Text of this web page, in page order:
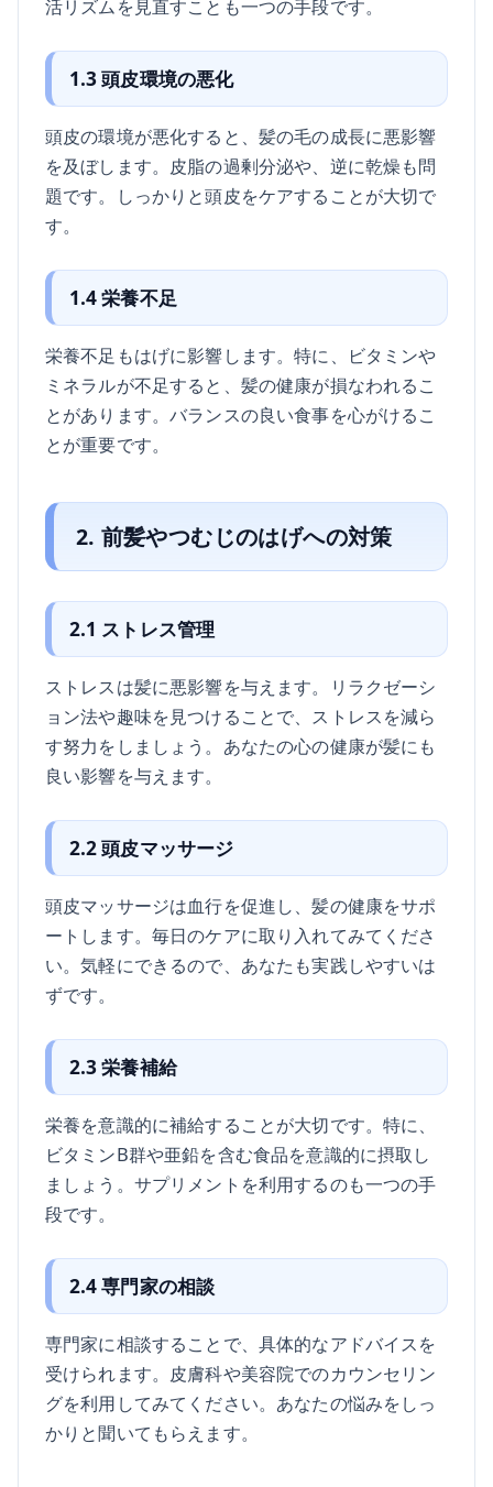
活リズムを見直すことも一つの手段です。
1.3 頭皮環境の悪化
頭皮の環境が悪化すると、髪の毛の成長に悪影響
を及ぼします。皮脂の過剰分泌や、逆に乾燥も問
題です。しっかりと頭皮をケアすることが大切で
す。
1.4 栄養不足
栄養不足もはげに影響します。特に、ビタミンや
ミネラルが不足すると、髪の健康が損なわれるこ
とがあります。バランスの良い食事を心がけるこ
とが重要です。
2. 前髪やつむじのはげへの対策
2.1 ストレス管理
ストレスは髪に悪影響を与えます。リラクゼーシ
ョン法や趣味を見つけることで、ストレスを減ら
す努力をしましょう。あなたの心の健康が髪にも
良い影響を与えます。
2.2 頭皮マッサージ
頭皮マッサージは血行を促進し、髪の健康をサポ
ートします。毎日のケアに取り入れてみてくださ
い。気軽にできるので、あなたも実践しやすいは
ずです。
2.3 栄養補給
栄養を意識的に補給することが大切です。特に、
ビタミンB群や亜鉛を含む食品を意識的に摂取し
ましょう。サプリメントを利用するのも一つの手
段です。
2.4 専門家の相談
専門家に相談することで、具体的なアドバイスを
受けられます。皮膚科や美容院でのカウンセリン
グを利用してみてください。あなたの悩みをしっ
かりと聞いてもらえます。